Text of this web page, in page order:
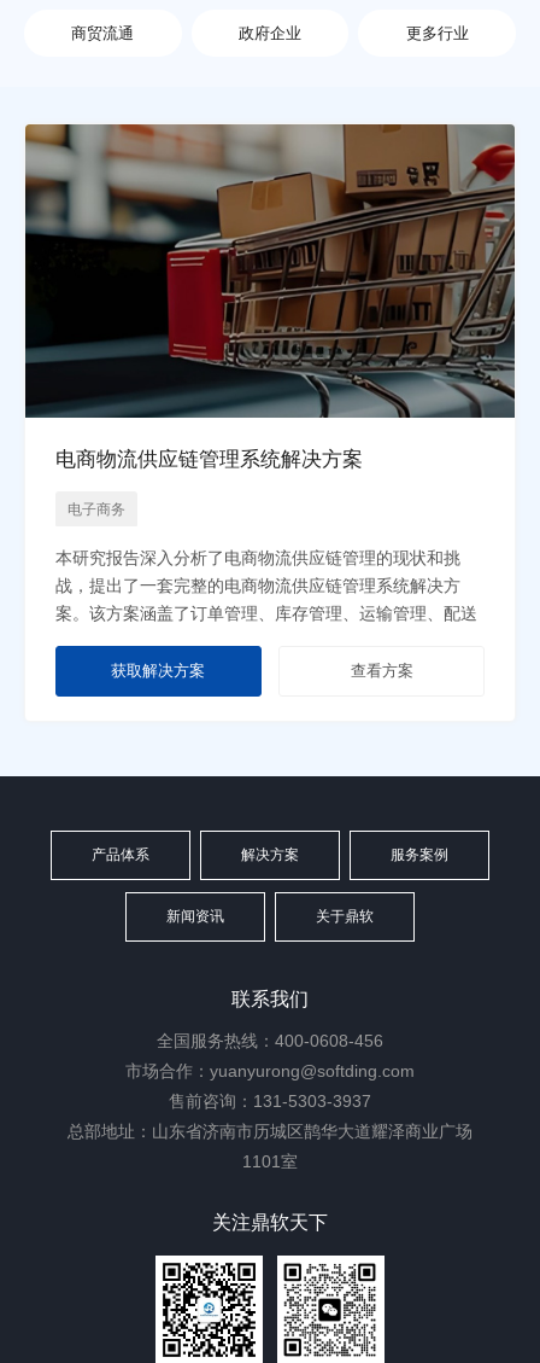
商贸流通 政府企业 更多行业
电商物流供应链管理系统解决方案
电子商务
本研究报告深入分析了电商物流供应链管理的现状和挑
战，提出了一套完整的电商物流供应链管理系统解决方
案。该方案涵盖了订单管理、库存管理、运输管理、配送
管理等核心环节，旨在提高电商物流的效率、降低成本、
提升客户满意度。通过对实际案例的分析和系统功能的详
细介绍，展示了该解决方案的可行性和有效性。
获取解决方案 查看方案
产品体系 解决方案 服务案例
新闻资讯 关于鼎软
联系我们
全国服务热线：400-0608-456
市场合作：yuanyurong@softding.com
售前咨询：131-5303-3937
总部地址：山东省济南市历城区鹊华大道耀泽商业广场
1101室
关注鼎软天下